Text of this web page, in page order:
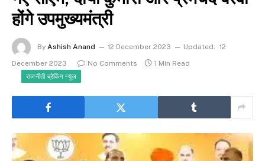
होंगे उपमुख्यमंत्री
By Ashish Anand 12 December 2023 Updated: 12
December 2023
No Comments 1 Min Read
राजनीती ब्रेकिंग न्यूज़